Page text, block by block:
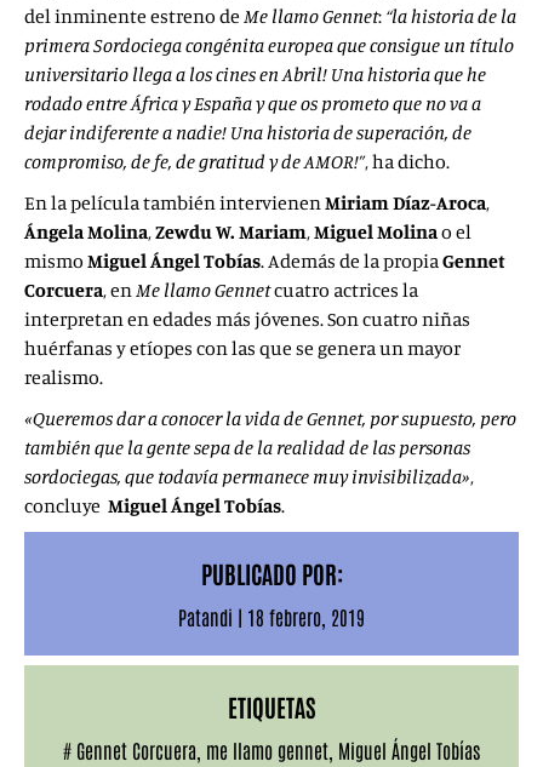
del inminente estreno de Me llamo Gennet: “la historia de la
primera Sordociega congénita europea que consigue un título
universitario llega a los cines en Abril! Una historia que he
rodado entre África y España y que os prometo que no va a
dejar indiferente a nadie! Una historia de superación, de
compromiso, de fe, de gratitud y de AMOR!”, ha dicho.
En la película también intervienenMiriam Díaz-Aroca,
Ángela Molina,Zewdu W. Mariam,Miguel Molinao el
mismo Miguel Ángel Tobías. Además de la propiaGennet
Corcuera, enMe llamo Gennetcuatro actrices la
interpretan en edades más jóvenes. Son cuatro niñas
huérfanas y etíopes con las que se genera un mayor
realismo.
«Queremos dar a conocer la vida de Gennet, por supuesto, pero
también que la gente sepa de la realidad de las personas
sordociegas, que todavía permanece muy invisibilizada»,
concluye Miguel Ángel Tobías.
PUBLICADO POR:
Patandi | 18 febrero, 2019
ETIQUETAS
# Gennet Corcuera me llamo gennet Miguel Ángel Tobías